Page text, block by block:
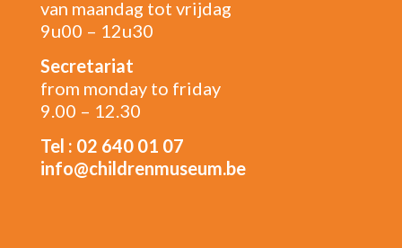
van maandag tot vrijdag
9u00 – 12u30
Secretariat
from monday to friday
9.00 – 12.30
Tel : 02 640 01 07
info@childrenmuseum.be